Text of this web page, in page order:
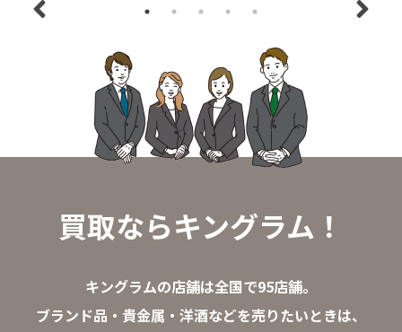
買取ならキングラム！
キングラムの店舗は全国で95店舗。
ブランド品・貴金属・洋酒などを売りたいときは、